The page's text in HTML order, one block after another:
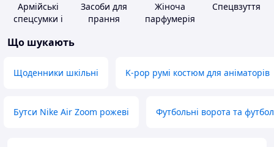
Армійські
спецсумки і
Засоби для
прання
Жіноча
парфумерія
Спецвзуття
Що шукають
Щоденники шкільні K-pop румі костюм для аніматорів
Бутси Nike Air Zoom рожеві Футбольні ворота та